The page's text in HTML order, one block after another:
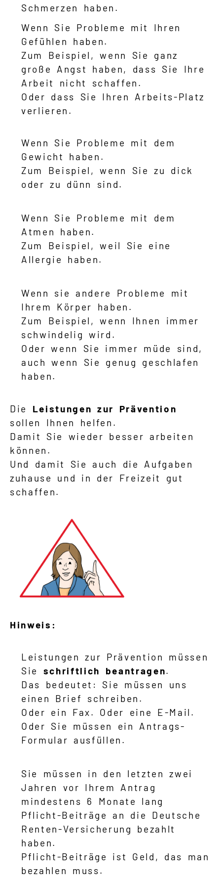
Schmerzen haben.
Wenn Sie Probleme mit Ihren
Gefühlen haben.
Zum Beispiel, wenn Sie ganz
große Angst haben, dass Sie Ihre
Arbeit nicht schaffen.
Oder dass Sie Ihren Arbeits-Platz
verlieren.
Wenn Sie Probleme mit dem
Gewicht haben.
Zum Beispiel, wenn Sie zu dick
oder zu dünn sind.
Wenn Sie Probleme mit dem
Atmen haben.
Zum Beispiel, weil Sie eine
Allergie haben.
Wenn sie andere Probleme mit
Ihrem Körper haben.
Zum Beispiel, wenn Ihnen immer
schwindelig wird.
Oder wenn Sie immer müde sind,
auch wenn Sie genug geschlafen
haben.
Die Leistungen zur Prävention
sollen Ihnen helfen.
Damit Sie wieder besser arbeiten
können.
Und damit Sie auch die Aufgaben
zuhause und in der Freizeit gut
schaffen.
Hinweis:
Leistungen zur Prävention müssen
Sie schriftlich beantragen.
Das bedeutet: Sie müssen uns
einen Brief schreiben.
Oder ein Fax. Oder eine E-Mail.
Oder Sie müssen ein Antrags-
Formular ausfüllen.
Sie müssen in den letzten zwei
Jahren vor Ihrem Antrag
mindestens 6 Monate lang
Pflicht-Beiträge an die Deutsche
Renten-Versicherung bezahlt
haben.
Pflicht-Beiträge ist Geld, das man
bezahlen muss.